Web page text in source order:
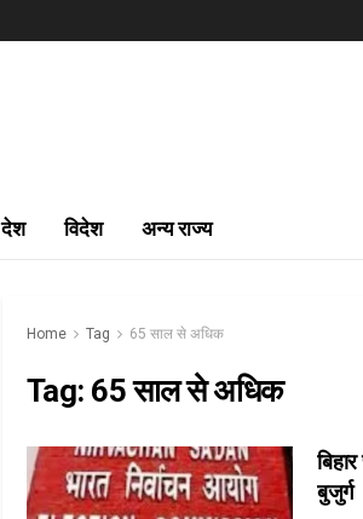
देश विदेश अन्य राज्य
Home Tag 65 साल से अधिक
Tag: 65 साल से अधिक
बुजुर्ग